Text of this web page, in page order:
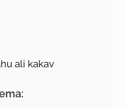
ali kakav